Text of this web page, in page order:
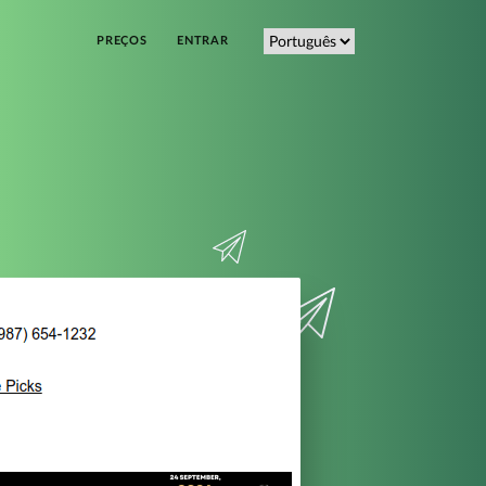
PREÇOS ENTRAR